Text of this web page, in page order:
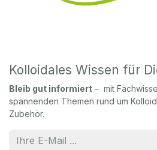
Kolloidales Wissen für
Bleib gut informiert – mit
spannenden Themen rund um
Zubehör.